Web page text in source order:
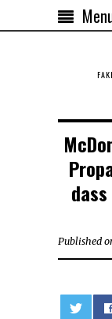
Published